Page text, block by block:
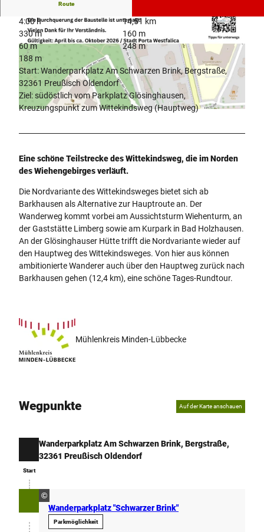
© Touristikzentrum Westliches Weserbergland, Touristikzentrum Westliches Weserbergland
t
e
l
l
e
n
h
i
n
w
K
i
s
h
o
0
.
2
6
Route
4:00 h
14,51 km
330 m
160 m
60 m
248 m
188 m
Start: Wanderparkplatz Am Schwarzen Brink, Bergstraße,
32361 Preußisch Oldendorf
Ziel: südöstlich vom Parkplatz Glösinghausen,
Kreuzungspunkt zum Wittekindsweg (Hauptweg)
Eine schöne Teilstrecke des Wittekindsweg, die im Norden
des Wiehengebirges verläuft.
Die Nordvariante des Wittekindsweges bietet sich ab
Barkhausen als Alternative zur Hauptroute an. Der
Wanderweg kommt vorbei am Aussichtsturm Wiehenturm, an
der Gaststätte Limberg sowie am Kurpark in Bad Holzhausen.
An der Glösinghauser Hütte trifft die Nordvariante wieder auf
den Hauptweg des Wittekindsweges. Von hier aus können
ambitionierte Wanderer auch über den Hauptweg zurück nach
Barkhausen gehen (12,4 km), eine schöne Tages-Rundtour.
Mühlenkreis Minden-Lübbecke
Wegpunkte Auf der Karte anschauen
Start
Start
Wanderparkplatz Am Schwarzen Brink, Bergstraße,
32361 Preußisch Oldendorf
©
Wanderparkplatz "Schwarzer Brink"
Parkmöglichkeit